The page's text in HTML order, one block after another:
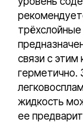
связи с этим
герметично.
жидкость
ее